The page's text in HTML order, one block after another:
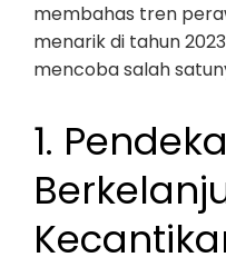
membahas tren
menarik di tahun
mencoba salah
1.